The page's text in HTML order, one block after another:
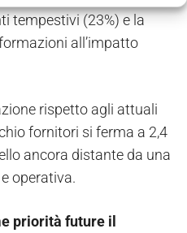
tempestivi (23%) e la
all’impatto
rispetto agli attuali
fornitori si ferma a 2,4
ancora distante da una
operativa.
priorità future il